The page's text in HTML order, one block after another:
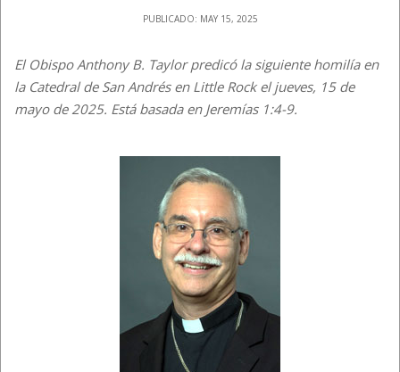
PUBLICADO: MAY 15, 2025
El Obispo Anthony B. Taylor predicó la siguiente homilía en
la Catedral de San Andrés en Little Rock el jueves, 15 de
mayo de 2025. Está basada en Jeremías 1:4-9.